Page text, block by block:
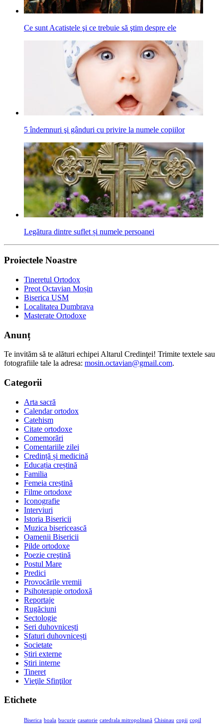
Ce sunt Acatistele şi ce trebuie să ştim despre ele
5 îndemnuri şi gânduri cu privire la numele copiilor
Legătura dintre suflet și numele persoanei
Proiectele Noastre
Tineretul Ortodox
Preot Octavian Moșin
Biserica USM
Localitatea Dumbrava
Masterate Ortodoxe
Anunț
Te invităm să te alături echipei Altarul Credinţei! Trimite textele sau
fotografiile tale la adresa: mosin.octavian@gmail.com.
Categorii
Arta sacră
Calendar ortodox
Catehism
Citate ortodoxe
Comemorări
Comentariile zilei
Credință și medicină
Educația creștină
Familia
Femeia creștină
Filme ortodoxe
Iconografie
Interviuri
Istoria Bisericii
Muzica bisericească
Oamenii Bisericii
Pilde ortodoxe
Poezie creştină
Postul Mare
Predici
Provocările vremii
Psihoterapie ortodoxă
Reportaje
Rugăciuni
Sectologie
Seri duhovnicești
Sfaturi duhovnicești
Societate
Știri externe
Ştiri interne
Tineret
Vieţile Sfinţilor
Etichete
Biserica boala bucurie casatorie catedrala mitropolitană Chisinau copii copil